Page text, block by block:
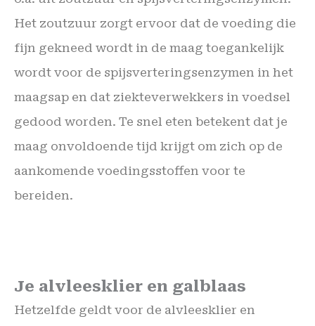
Het zoutzuur zorgt ervoor dat de voeding die
fijn gekneed wordt in de maag toegankelijk
wordt voor de spijsverteringsenzymen in het
maagsap en dat ziekteverwekkers in voedsel
gedood worden. Te snel eten betekent dat je
maag onvoldoende tijd krijgt om zich op de
aankomende voedingsstoffen voor te
bereiden.
Je alvleesklier en galblaas
Hetzelfde geldt voor de alvleesklier en